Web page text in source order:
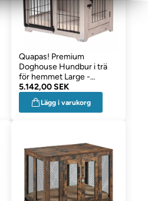
Quapas! Premium
Doghouse Hundbur i trä
för hemmet Large -
ENDAST AVHÄMTNING
5.142,00 SEK
Lägg i varukorg